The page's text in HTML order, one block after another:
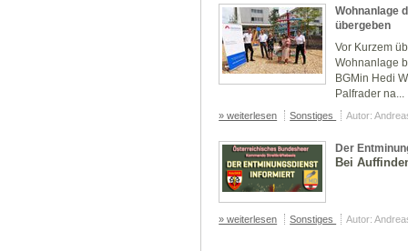
Wohnanlage
übergeben
Vor Kurzem
Wohnanlage
BGMin Hedi
Palfrader na...
» weiterlesen Sonstiges Autor:
Der
Bei
» weiterlesen Sonstiges Autor: